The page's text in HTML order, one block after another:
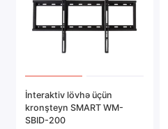
İnteraktiv lövhə üçün
kronşteyn SMART WM-
SBID-200